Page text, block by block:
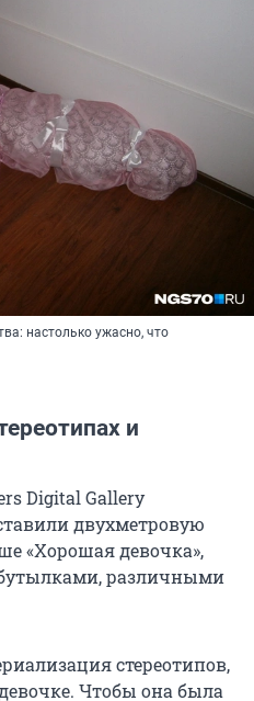
настолько ужасно, что
и
Digital Gallery
двухметровую
«Хорошая девочка»,
различными
стереотипов,
Чтобы она была